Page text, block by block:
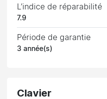
L’indice de réparabilité
7.9
Période de garantie
3 année(s)
Clavier